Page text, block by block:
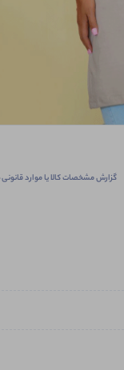
گزارش مشخصات کالا یا موارد قانونی